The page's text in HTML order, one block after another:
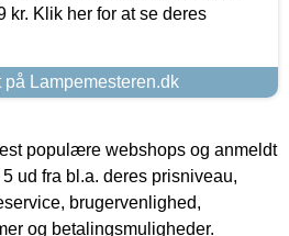
kr. Klik her for at se deres
på Lampemesteren.dk
populære webshops og anmeldt
ud fra bl.a. deres prisniveau,
brugervenlighed,
og betalingsmuligheder.